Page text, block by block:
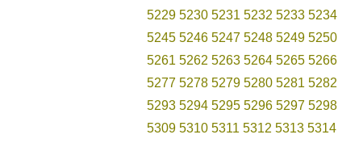
5229 5230 5231 5232 5233 5234
5245 5246 5247 5248 5249 5250
5261 5262 5263 5264 5265 5266
5277 5278 5279 5280 5281 5282
5293 5294 5295 5296 5297 5298
5309 5310 5311 5312 5313 5314